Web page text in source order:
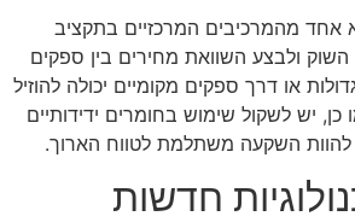
אחד מהמרכיבים המרכזיים בתקציב
ולבצע השוואת מחירים בין ספקים
או דרך ספקים מקומיים יכולה להוזיל
כן, יש לשקול שימוש בחומרים ידידותיים
השקעה משתלמת לטווח הארוך.
חדשות